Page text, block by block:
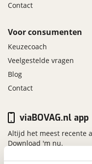
Contact
Voor consumenten
Keuzecoach
Veelgestelde vragen
Blog
Contact
viaBOVAG.nl app
Altijd het meest recente
Download 'm nu.